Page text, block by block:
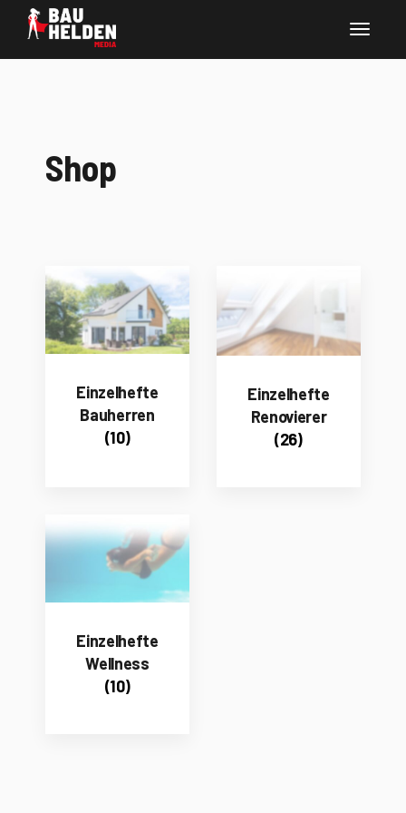
Shop
Einzelhefte
Bauherren
(10)
Einzelhefte
Renovierer
(26)
Einzelhefte
Wellness
(10)